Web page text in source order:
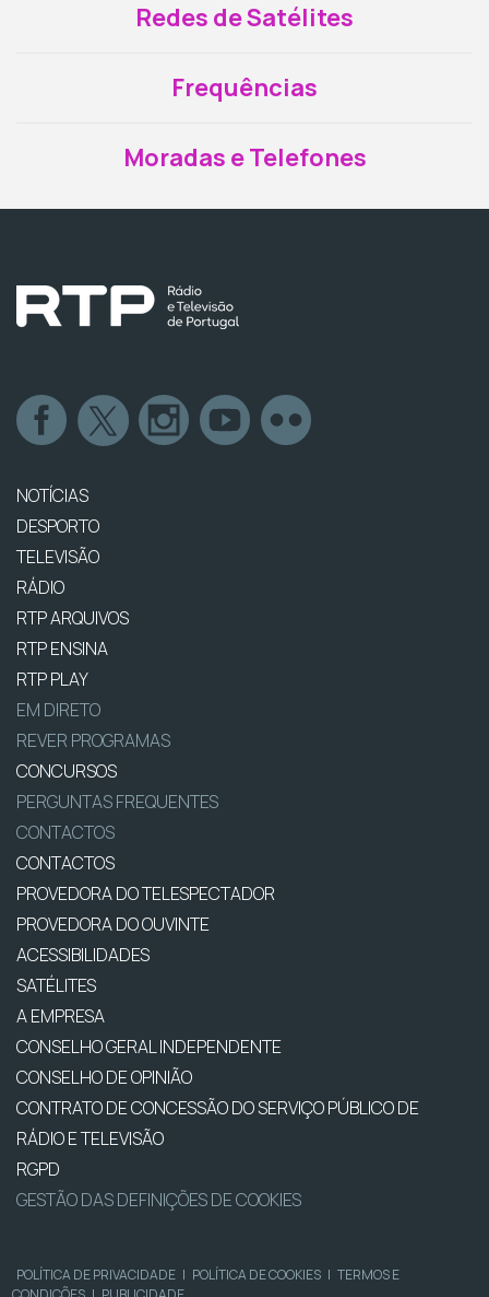
Redes de Satélites
Frequências
Moradas e Telefones
NOTÍCIAS
DESPORTO
TELEVISÃO
RÁDIO
RTP ARQUIVOS
RTP ENSINA
RTP PLAY
EM DIRETO
REVER PROGRAMAS
CONCURSOS
PERGUNTAS FREQUENTES
CONTACTOS
CONTACTOS
PROVEDORA DO TELESPECTADOR
PROVEDORA DO OUVINTE
ACESSIBILIDADES
SATÉLITES
A EMPRESA
CONSELHO GERAL INDEPENDENTE
CONSELHO DE OPINIÃO
CONTRATO DE CONCESSÃO DO SERVIÇO PÚBLICO DE
RÁDIO E TELEVISÃO
RGPD
GESTÃO DAS DEFINIÇÕES DE COOKIES
POLÍTICA DE PRIVACIDADE | POLÍTICA DE COOKIES | TERMOS E